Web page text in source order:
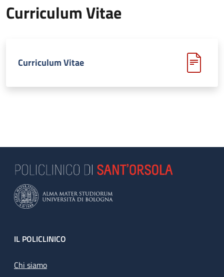
Curriculum Vitae
Curriculum Vitae
Footer
IL POLICLINICO
Chi siamo